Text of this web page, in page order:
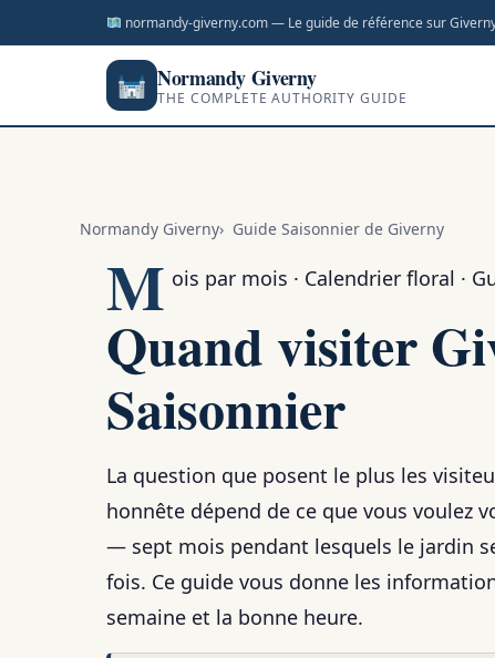
normandy-giverny.com — Le guide de référence sur
Normandy Giverny
THE COMPLETE AUTHORITY GUIDE
Normandy Giverny Guide Saisonnier de Giverny
M ois par mois · Calendrier floral ·
Quand visiter
Saisonnier
La question que posent le plus les
honnête dépend de ce que vous voulez
— sept mois pendant lesquels le jardin
fois. Ce guide vous donne les
semaine et la bonne heure.